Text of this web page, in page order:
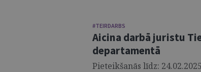
#TEIRDARBS
Aicina darbā juristu
departamentā
Pieteikšanās līdz: